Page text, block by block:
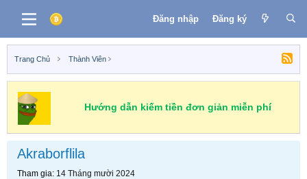
Đăng nhập Đăng ký
Trang Chủ Thành Viên
Hướng dẫn kiếm tiền đơn giản miễn phí
Akraborflila
Tham gia 14 Tháng mười 2024